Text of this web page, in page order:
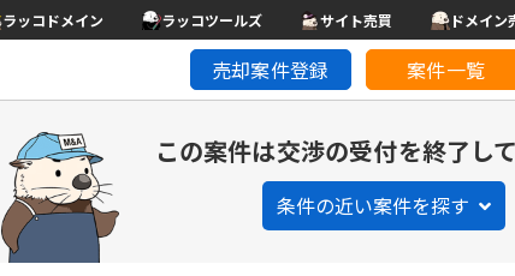
ラッコドメイン ラッコツールズ サイト売買 ドメイン
売却案件登録 案件一覧
この案件は交渉の受付を終了して
条件の近い案件を探す